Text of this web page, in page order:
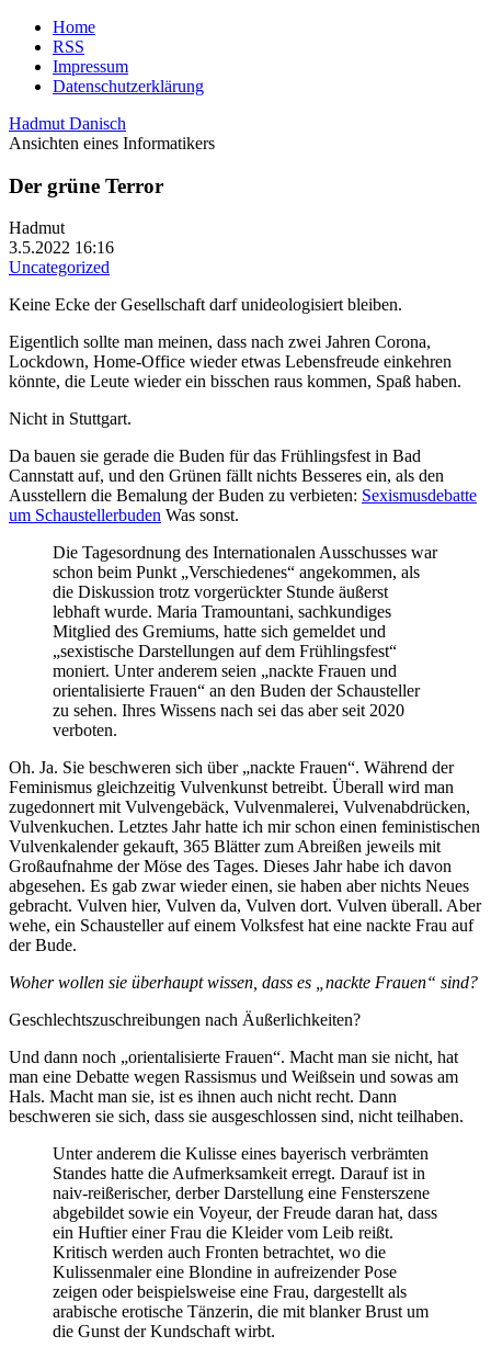
Home
RSS
Impressum
Datenschutzerklärung
Hadmut Danisch
Ansichten eines Informatikers
Der grüne Terror
Hadmut
3.5.2022 16:16
Uncategorized
Keine Ecke der Gesellschaft darf unideologisiert bleiben.
Eigentlich sollte man meinen, dass nach zwei Jahren Corona,
Lockdown, Home-Office wieder etwas Lebensfreude einkehren
könnte, die Leute wieder ein bisschen raus kommen, Spaß haben.
Nicht in Stuttgart.
Da bauen sie gerade die Buden für das Frühlingsfest in Bad
Cannstatt auf, und den Grünen fällt nichts Besseres ein, als den
Ausstellern die Bemalung der Buden zu verbieten: Sexismusdebatte
um Schaustellerbuden Was sonst.
Die Tagesordnung des Internationalen Ausschusses war
schon beim Punkt „Verschiedenes“ angekommen, als
die Diskussion trotz vorgerückter Stunde äußerst
lebhaft wurde. Maria Tramountani, sachkundiges
Mitglied des Gremiums, hatte sich gemeldet und
„sexistische Darstellungen auf dem Frühlingsfest“
moniert. Unter anderem seien „nackte Frauen und
orientalisierte Frauen“ an den Buden der Schausteller
zu sehen. Ihres Wissens nach sei das aber seit 2020
verboten.
Oh. Ja. Sie beschweren sich über „nackte Frauen“. Während der
Feminismus gleichzeitig Vulvenkunst betreibt. Überall wird man
zugedonnert mit Vulvengebäck, Vulvenmalerei, Vulvenabdrücken,
Vulvenkuchen. Letztes Jahr hatte ich mir schon einen feministischen
Vulvenkalender gekauft, 365 Blätter zum Abreißen jeweils mit
Großaufnahme der Möse des Tages. Dieses Jahr habe ich davon
abgesehen. Es gab zwar wieder einen, sie haben aber nichts Neues
gebracht. Vulven hier, Vulven da, Vulven dort. Vulven überall. Aber
wehe, ein Schausteller auf einem Volksfest hat eine nackte Frau auf
der Bude.
Woher wollen sie überhaupt wissen, dass es „nackte Frauen“ sind?
Geschlechtszuschreibungen nach Äußerlichkeiten?
Und dann noch „orientalisierte Frauen“. Macht man sie nicht, hat
man eine Debatte wegen Rassismus und Weißsein und sowas am
Hals. Macht man sie, ist es ihnen auch nicht recht. Dann
beschweren sie sich, dass sie ausgeschlossen sind, nicht teilhaben.
Unter anderem die Kulisse eines bayerisch verbrämten
Standes hatte die Aufmerksamkeit erregt. Darauf ist in
naiv-reißerischer, derber Darstellung eine Fensterszene
abgebildet sowie ein Voyeur, der Freude daran hat, dass
ein Huftier einer Frau die Kleider vom Leib reißt.
Kritisch werden auch Fronten betrachtet, wo die
Kulissenmaler eine Blondine in aufreizender Pose
zeigen oder beispielsweise eine Frau, dargestellt als
arabische erotische Tänzerin, die mit blanker Brust um
die Gunst der Kundschaft wirbt.